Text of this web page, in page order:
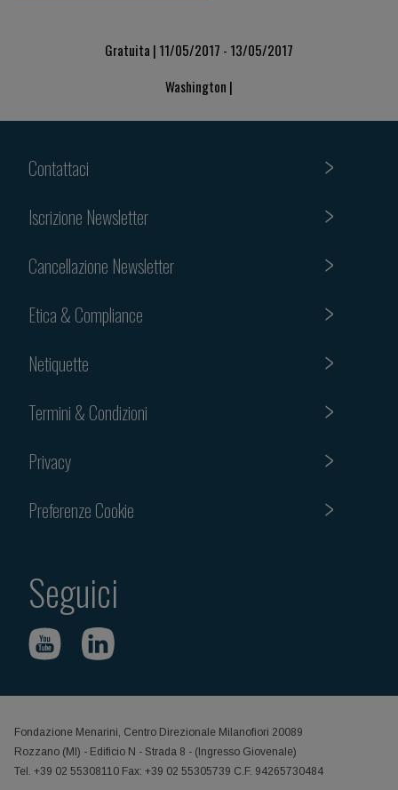
Gratuita | 11/05/2017 - 13/05/2017
Washington |
Contattaci
Iscrizione Newsletter
Cancellazione Newsletter
Etica & Compliance
Netiquette
Termini & Condizioni
Privacy
Preferenze Cookie
Seguici
Fondazione Menarini, Centro Direzionale Milanofiori 20089
Rozzano (MI) - Edificio N - Strada 8 - (Ingresso Giovenale)
Tel. +39 02 55308110 Fax: +39 02 55305739 C.F. 94265730484